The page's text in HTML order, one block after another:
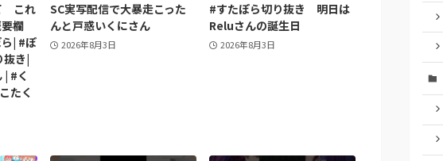
これ
欄
| #ぽ
抜き|
| #く
たく
SC実写配信で大暴走こった
んと戸惑いくにさん
2026年8月3日
#すたぽら切り抜き 明日は
Reluさんの誕生日
2026年8月3日